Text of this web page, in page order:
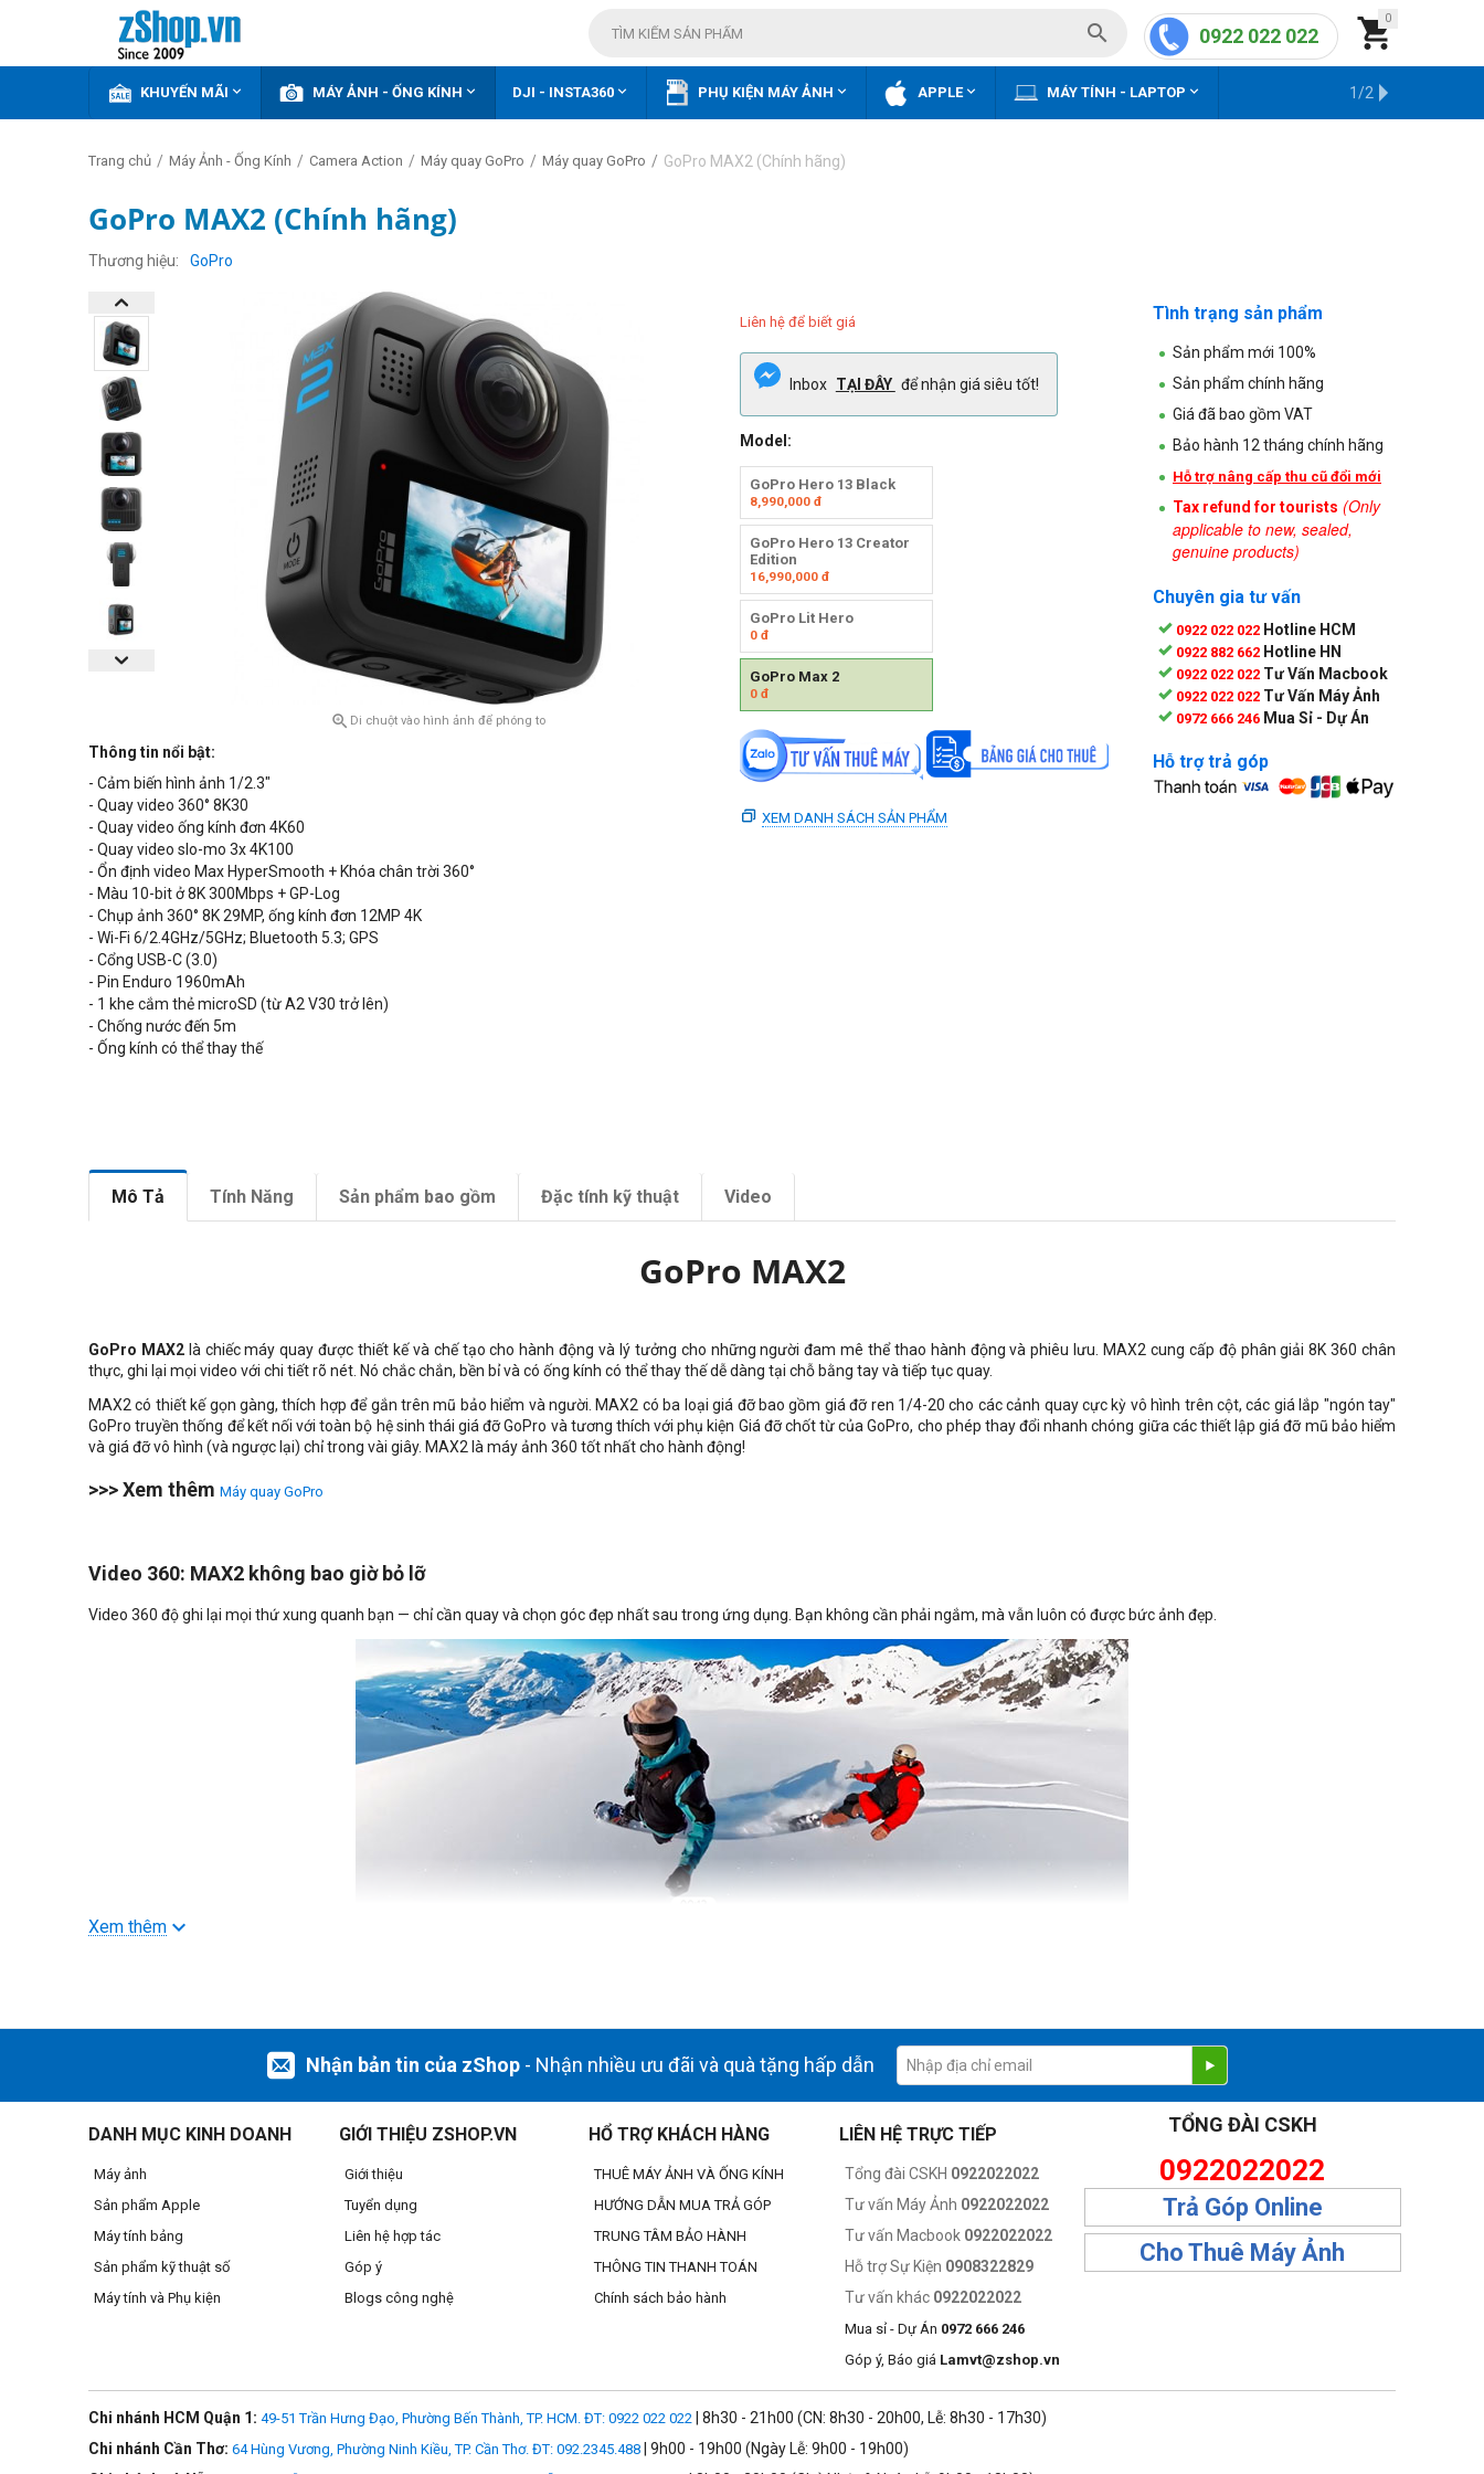
0

0922 022 022

KHUYẾN MÃI  MÁY ẢNH - ỐNG KÍNH  DJI - INSTA360  PHỤ KIỆN MÁY ẢNH  APPLE MÁY TÍNH - LAPTOP  KHO HÀNG CŨ
1/2
Trang chủ / Máy Ảnh - Ống Kính / Camera Action / Máy quay GoPro / Máy quay GoPro / GoPro MAX2 (Chính hãng)
GoPro MAX2 (Chính hãng)
Thương hiệu GoPro
 Di chuột vào hình ảnh để phóng to
Thông tin nổi bật:
- Cảm biến hình ảnh 1/2.3"
- Quay video 360° 8K30
- Quay video ống kính đơn 4K60
- Quay video slo-mo 3x 4K100
- Ổn định video Max HyperSmooth + Khóa chân trời 360°
- Màu 10-bit ở 8K 300Mbps + GP-Log
- Chụp ảnh 360° 8K 29MP, ống kính đơn 12MP 4K
- Wi-Fi 6/2.4GHz/5GHz; Bluetooth 5.3; GPS
- Cổng USB-C (3.0)
- Pin Enduro 1960mAh
- 1 khe cắm thẻ microSD (từ A2 V30 trở lên)
- Chống nước đến 5m
- Ống kính có thể thay thế
Liên hệ để biết giá
Inbox TẠI ĐÂY để nhận giá siêu tốt!
Model:
GoPro Hero 13 Black
8,990,000đ
GoPro Hero 13 Creator
Edition
16,990,000đ
GoPro Lit Hero
0đ
GoPro Max 2
0đ
XEM DANH SÁCH SẢN PHẨM
Tình trạng sản phẩm
Sản phẩm mới 100%
Sản phẩm chính hãng
Giá đã bao gồm VAT
Bảo hành 12 tháng chính hãng
Hỗ trợ nâng cấp thu cũ đổi mới
Tax refund for tourists (Only
applicable to new, sealed,
genuine products)
Chuyên gia tư vấn
0922 022 022 Hotline HCM
0922 882 662 Hotline HN
0922 022 022 Tư Vấn Macbook
0922 022 022 Tư Vấn Máy Ảnh
0972 666 246 Mua Sỉ - Dự Án
Hỗ trợ trả góp
Mô Tả Tính Năng Sản phẩm bao gồm Đặc tính kỹ thuật Video
GoPro MAX2
GoPro MAX2là chiếc máy quay được thiết kế và chế tạo cho hành động và lý tưởng cho những người đam mê thể thao hành động và phiêu lưu. MAX2 cung cấp độ phân giải 8K 360 chân
thực, ghi lại mọi video với chi tiết rõ nét. Nó chắc chắn, bền bỉ và có ống kính có thể thay thế dễ dàng tại chỗ bằng tay và tiếp tục quay.
MAX2 có thiết kế gọn gàng, thích hợp để gắn trên mũ bảo hiểm và người. MAX2 có ba loại giá đỡ bao gồm giá đỡ ren 1/4-20 cho các cảnh quay cực kỳ vô hình trên cột, các giá lắp "ngón tay"
GoPro truyền thống để kết nối với toàn bộ hệ sinh thái giá đỡ GoPro và tương thích với phụ kiện Giá đỡ chốt từ của GoPro, cho phép thay đổi nhanh chóng giữa các thiết lập giá đỡ mũ bảo hiểm
và giá đỡ vô hình (và ngược lại) chỉ trong vài giây. MAX2 là máy ảnh 360 tốt nhất cho hành động!
>>> Xem thêm Máy quay GoPro
Video 360: MAX2 không bao giờ bỏ lỡ
Video 360 độ ghi lại mọi thứ xung quanh bạn — chỉ cần quay và chọn góc đẹp nhất sau trong ứng dụng. Bạn không cần phải ngắm, mà vẫn luôn có được bức ảnh đẹp.
Ghi lại những bức ảnh selfie vô hình tuyệt đẹp, cảnh quay góc nhìn thứ ba giống như máy bay không người lái và nhiều bức ảnh 360 độ mang tính biểu tượng khác.
Bền bỉ: Camera 360 tốt nhất được thiết kế cho các thử thách
Xem thêm
Nhận bản tin của zShop - Nhận nhiều ưu đãi và quà tặng hấp dẫn
DANH MỤC KINH DOANH
Máy ảnh
Sản phẩm Apple
Máy tính bảng
Sản phẩm kỹ thuật số
Máy tính và Phụ kiện
GIỚI THIỆU ZSHOP.VN
Giới thiệu
Tuyển dụng
Liên hệ hợp tác
Góp ý
Blogs công nghệ
HỔ TRỢ KHÁCH HÀNG
THUÊ MÁY ẢNH VÀ ỐNG KÍNH
HƯỚNG DẪN MUA TRẢ GÓP
TRUNG TÂM BẢO HÀNH
THÔNG TIN THANH TOÁN
Chính sách bảo hành
LIÊN HỆ TRỰC TIẾP
Tổng đài CSKH 0922022022
Tư vấn Máy Ảnh 0922022022
Tư vấn Macbook 0922022022
Hỗ trợ Sự Kiện 0908322829
Tư vấn khác 0922022022
Mua sỉ - Dự Án 0972 666 246
Góp ý, Báo giá Lamvt@zshop.vn
TỔNG ĐÀI CSKH
0922022022
Trả Góp Online
Cho Thuê Máy Ảnh
Chi nhánh HCM Quận 1: 49-51 Trần Hưng Đạo, Phường Bến Thành, TP. HCM. ĐT: 0922 022 022 | 8h30 - 21h00 (CN: 8h30 - 20h00, Lễ: 8h30 - 17h30)
Chi nhánh Cần Thơ: 64 Hùng Vương, Phường Ninh Kiều, TP. Cần Thơ. ĐT: 092.2345.488 | 9h00 - 19h00 (Ngày Lễ: 9h00 - 19h00)